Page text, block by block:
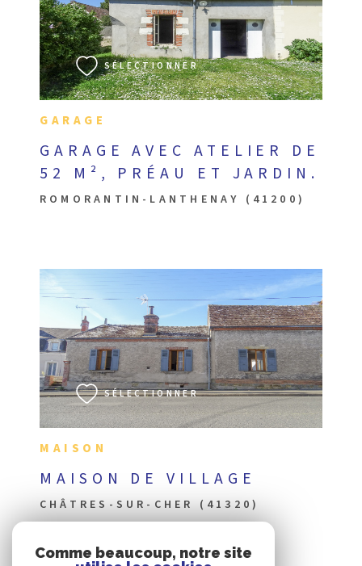
GARAGE
GARAGE AVEC ATELIER DE
52 M², PRÉAU ET JARDIN.
ROMORANTIN-LANTHENAY (41200)
SÉLECTIONNER
VOIR LE BIEN
MAISON
MAISON DE VILLAGE
CHÂTRES-SUR-CHER (41320)
SÉLECTIONNER
VOIR LE BIEN
Comme beaucoup, notre site